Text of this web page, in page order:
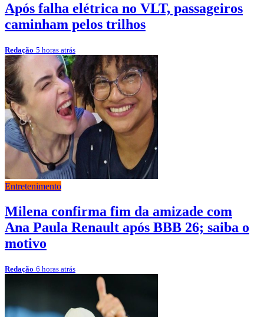
Após falha elétrica no VLT, passageiros
caminham pelos trilhos
Redação 5 horas atrás
Entretenimento
Milena confirma fim da amizade com
Ana Paula Renault após BBB 26; saiba o
motivo
Redação 6 horas atrás